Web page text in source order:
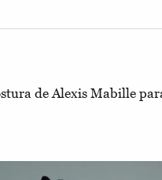
de Alexis Mabille